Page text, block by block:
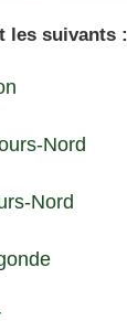
les suivants :
Nord
Nord